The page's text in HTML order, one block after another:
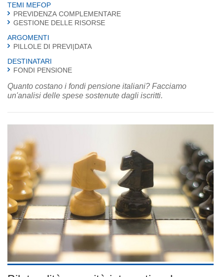
TEMI MEFOP
PREVIDENZA COMPLEMENTARE
GESTIONE DELLE RISORSE
ARGOMENTI
PILLOLE DI PREVI|DATA
DESTINATARI
FONDI PENSIONE
Quanto costano i fondi pensione italiani? Facciamo
un'analisi delle spese sostenute dagli iscritti.